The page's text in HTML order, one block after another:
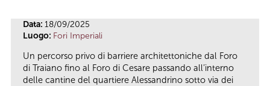
Data: 18/09/2025
Luogo: Fori Imperiali
Un percorso privo di barriere architettoniche dal Foro
di Traiano fino al Foro di Cesare passando all’interno
delle cantine del quartiere Alessandrino sotto via dei